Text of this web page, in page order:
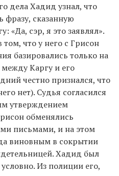
дела Хадид узнал, что
сказанную
«Да, сэр, я это заявлял».
что у него с Грисон
базировались только на
Каргу и его
честно признался, что
нет). Судья согласился
утверждением
обменялись
письмами, и на этом
виновным в сокрытии
Хадид был
Из полиции его,